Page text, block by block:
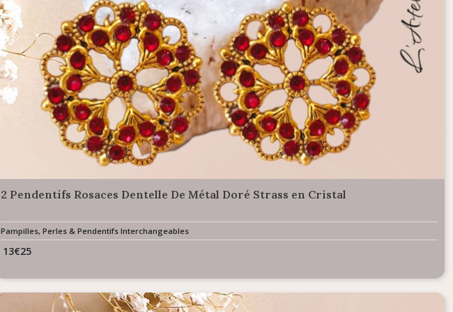
2 Pendentifs Rosaces Dentelle De Métal Doré Strass en Cristal
Pampilles, Perles & Pendentifs Interchangeables
13€25